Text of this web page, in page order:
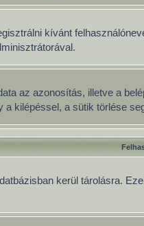
kívánt
az azonosítás, illetve a
a kilépéssel, a sütik törlése
kerül tárolásra.